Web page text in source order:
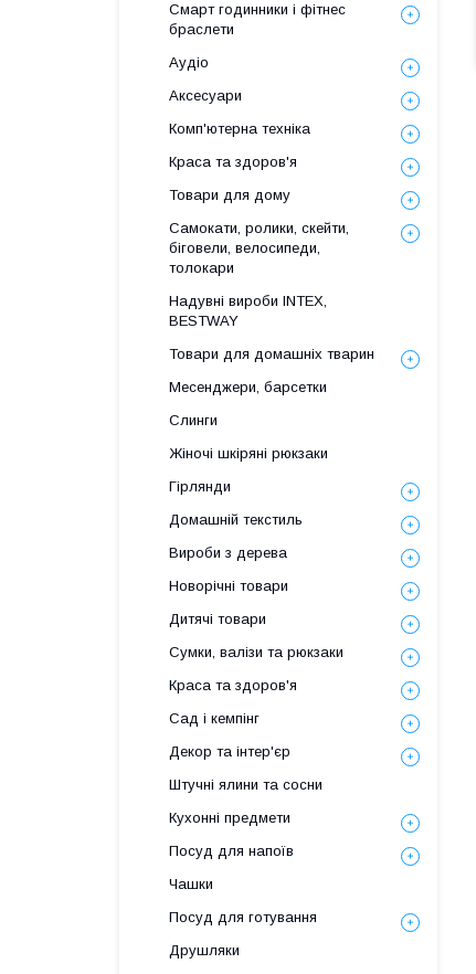
Смарт годинники і фітнес
браслети
Аудіо
Аксесуари
Комп'ютерна техніка
Краса та здоров'я
Товари для дому
Самокати, ролики, скейти,
біговели, велосипеди,
толокари
Надувні вироби INTEX,
BESTWAY
Товари для домашніх тварин
Месенджери, барсетки
Слинги
Жіночі шкіряні рюкзаки
Гірлянди
Домашній текстиль
Вироби з дерева
Новорічні товари
Дитячі товари
Сумки, валізи та рюкзаки
Краса та здоров'я
Сад і кемпінг
Декор та інтер'єр
Штучні ялини та сосни
Кухонні предмети
Посуд для напоїв
Чашки
Посуд для готування
Друшляки